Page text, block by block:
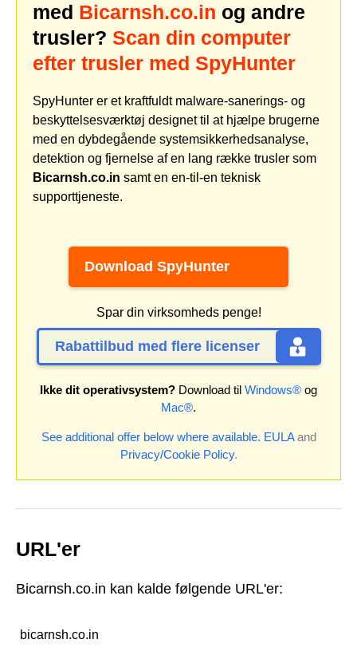
med Bicarnsh.co.in og andre
trusler? Scan din computer
efter trusler med SpyHunter
SpyHunter er et kraftfuldt malware-sanerings- og
beskyttelsesværktøj designet til at hjælpe brugerne
med en dybdegående systemsikkerhedsanalyse,
detektion og fjernelse af en lang række trusler som
Bicarnsh.co.in samt en en-til-en teknisk
supporttjeneste.
Download SpyHunter
Spar din virksomheds penge!
Rabattilbud med flere licenser
Ikke dit operativsystem? Download til Windows® og
Mac®.
See additional offer below where available. EULAand
Privacy/Cookie Policy.
URL'er
Bicarnsh.co.in kan kalde følgende URL'er:
bicarnsh.co.in